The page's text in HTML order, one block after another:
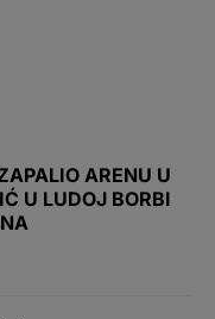
ARENU U
U LUDOJ BORBI